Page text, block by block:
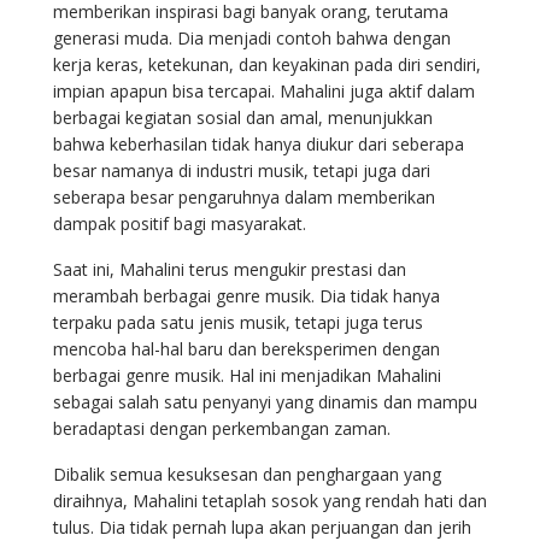
memberikan inspirasi bagi banyak orang, terutama
generasi muda. Dia menjadi contoh bahwa dengan
kerja keras, ketekunan, dan keyakinan pada diri sendiri,
impian apapun bisa tercapai. Mahalini juga aktif dalam
berbagai kegiatan sosial dan amal, menunjukkan
bahwa keberhasilan tidak hanya diukur dari seberapa
besar namanya di industri musik, tetapi juga dari
seberapa besar pengaruhnya dalam memberikan
dampak positif bagi masyarakat.
Saat ini, Mahalini terus mengukir prestasi dan
merambah berbagai genre musik. Dia tidak hanya
terpaku pada satu jenis musik, tetapi juga terus
mencoba hal-hal baru dan bereksperimen dengan
berbagai genre musik. Hal ini menjadikan Mahalini
sebagai salah satu penyanyi yang dinamis dan mampu
beradaptasi dengan perkembangan zaman.
Dibalik semua kesuksesan dan penghargaan yang
diraihnya, Mahalini tetaplah sosok yang rendah hati dan
tulus. Dia tidak pernah lupa akan perjuangan dan jerih